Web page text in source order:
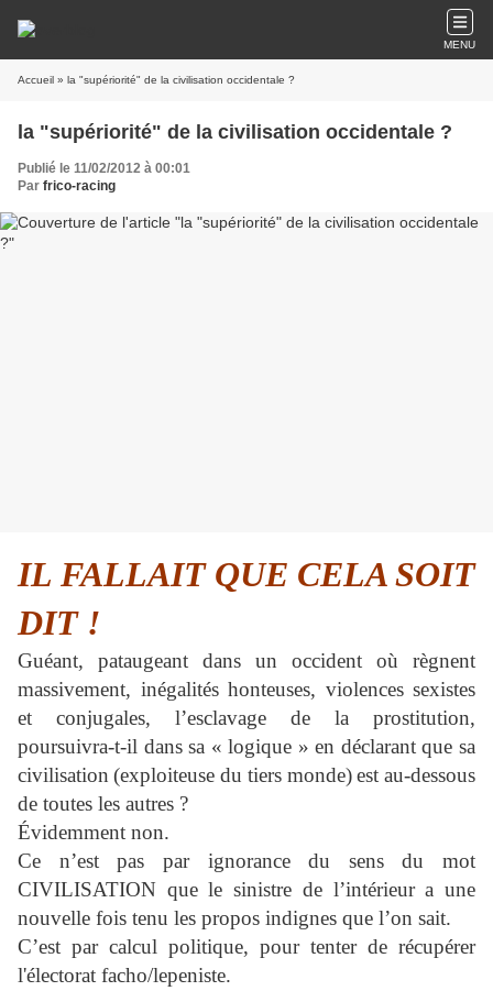
MENU
Accueil » la "supériorité" de la civilisation occidentale ?
la "supériorité" de la civilisation occidentale ?
Publié le 11/02/2012 à 00:01
Par frico-racing
IL FALLAIT QUE CELA SOIT
DIT !
Guéant, pataugeant dans un occident où règnent
massivement, inégalités honteuses, violences sexistes
et conjugales, l’esclavage de la prostitution,
poursuivra-t-il dans sa « logique » en déclarant que sa
civilisation (exploiteuse du tiers monde)est au-dessous
de toutes les autres ?
Évidemment non.
Ce n’est pas par ignorance du sens du mot
CIVILISATION que le sinistre de l’intérieur a une
nouvelle fois tenu les propos indignes que l’on sait.
C’est par calcul politique, pour tenter de récupérer
l'électorat facho/lepeniste.